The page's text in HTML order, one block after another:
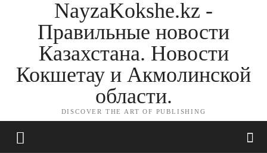
NayzaKokshe.kz -
Правильные новости
Казахстана. Новости
Кокшетау и Акмолинской
области.
DISCOVER THE ART OF PUBLISHING